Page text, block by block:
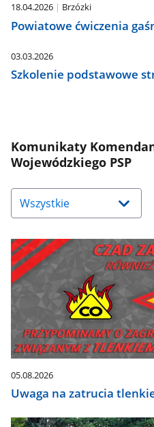
18.04.2026 Brzózki
Powiatowe ćwiczenia
03.03.2026
Szkolenie podstawowe
Komunikaty
Wojewódzkiego PSP
Naciśnij
strzałkę
w
aby
wybrać
odpowiednią
pozycję.
zaktualizują
się
automatycznie.
05.08.2026
Uwaga na zatrucia